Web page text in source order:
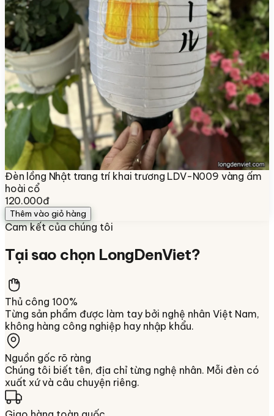
Đèn lồng Nhật trang trí khai trương LDV-N009 vàng ấm
hoài cổ
120.000đ
Thêm vào giỏ hàng
Cam kết của chúng tôi
Tại sao chọn LongDenViet?
Thủ công 100%
Từng sản phẩm được làm tay bởi nghệ nhân Việt Nam,
không hàng công nghiệp hay nhập khẩu.
Nguồn gốc rõ ràng
Chúng tôi biết tên, địa chỉ từng nghệ nhân. Mỗi đèn có
xuất xứ và câu chuyện riêng.